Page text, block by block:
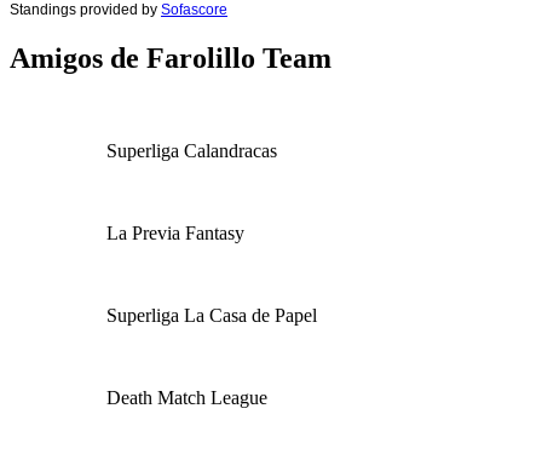
Standings provided by Sofascore
Amigos de Farolillo Team
Superliga Calandracas
La Previa Fantasy
Superliga La Casa de Papel
Death Match League